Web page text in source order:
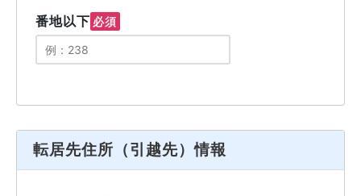
番地以下 必須
転居先住所（引越先）情報